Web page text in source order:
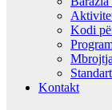
Kodi
Kontakt